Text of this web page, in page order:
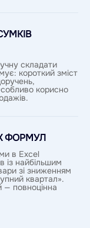
складати
короткий зміст
корисно
ФОРМУЛ
в Excel
із найбільшим
зі зниженням
квартал».
— повноцінна